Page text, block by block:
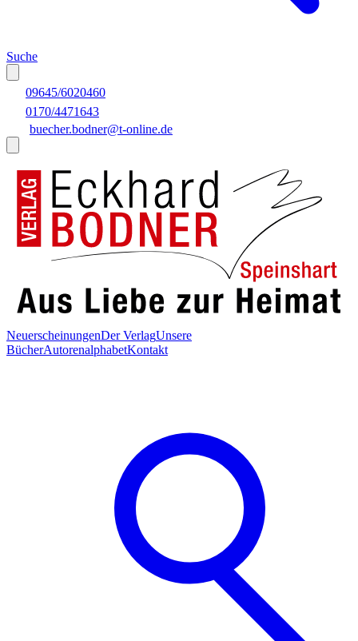
Suche
09645/6020460
0170/4471643
buecher.bodner@t-online.de
NeuerscheinungenDer VerlagUnsere
BücherAutorenalphabetKontakt